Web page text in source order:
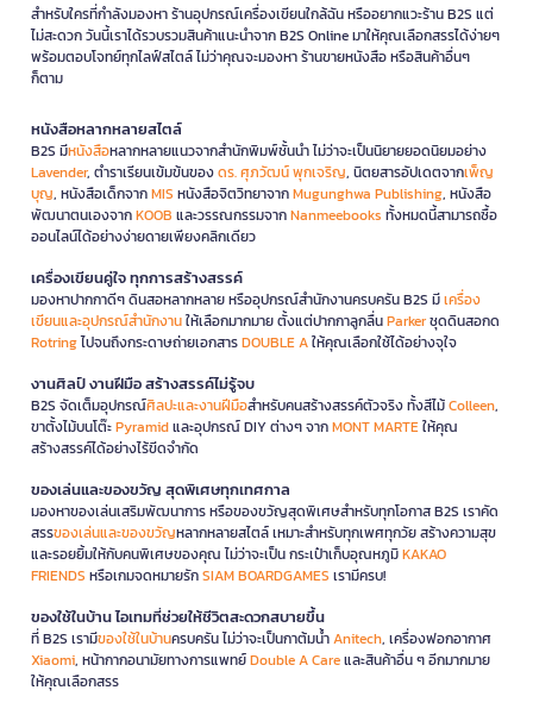
สำหรับใครที่กำลังมองหา ร้านอุปกรณ์เครื่องเขียนใกล้ฉัน หรืออยากแวะร้าน B2S แต่
ไม่สะดวก วันนี้เราได้รวบรวมสินค้าแนะนำจาก B2S Online มาให้คุณเลือกสรรได้ง่ายๆ
พร้อมตอบโจทย์ทุกไลฟ์สไตล์ ไม่ว่าคุณจะมองหา ร้านขายหนังสือ หรือสินค้าอื่นๆ
ก็ตาม
หนังสือหลากหลายสไตล์
B2S มีหนังสือหลากหลายแนวจากสำนักพิมพ์ชั้นนำ ไม่ว่าจะเป็นนิยายยอดนิยมอย่าง
Lavender, ตำราเรียนเข้มข้นของดร. ศุภวัฒน์ พุกเจริญ, นิตยสารอัปเดตจากเพ็ญ
บุญ, หนังสือเด็กจากMIS หนังสือจิตวิทยาจากMugunghwa Publishing, หนังสือ
พัฒนาตนเองจากKOOB และวรรณกรรมจากNanmeebooks ทั้งหมดนี้สามารถซื้อ
ออนไลน์ได้อย่างง่ายดายเพียงคลิกเดียว
เครื่องเขียนคู่ใจ ทุกการสร้างสรรค์
มองหาปากกาดีๆ ดินสอหลากหลาย หรืออุปกรณ์สำนักงานครบครัน B2S มีเครื่อง
เขียนและอุปกรณ์สำนักงานให้เลือกมากมาย ตั้งแต่ปากกาลูกลื่นParkerชุดดินสอกด
Rotringไปจนถึงกระดาษถ่ายเอกสารDOUBLE Aให้คุณเลือกใช้ได้อย่างจุใจ
งานศิลป์ งานฝีมือ สร้างสรรค์ไม่รู้จบ
B2S จัดเต็มอุปกรณ์ศิลปะและงานฝีมือสำหรับคนสร้างสรรค์ตัวจริง ทั้งสีไม้Colleen,
ขาตั้งไม้บนโต๊ะPyramidและอุปกรณ์ DIY ต่างๆ จากMONT MARTEให้คุณ
สร้างสรรค์ได้อย่างไร้ขีดจำกัด
ของเล่นและของขวัญ สุดพิเศษทุกเทศกาล
มองหาของเล่นเสริมพัฒนาการ หรือของขวัญสุดพิเศษสำหรับทุกโอกาส B2S เราคัด
สรรของเล่นและของขวัญหลากหลายสไตล์ เหมาะสำหรับทุกเพศทุกวัย สร้างความสุข
และรอยยิ้มให้กับคนพิเศษของคุณ ไม่ว่าจะเป็น กระเป๋าเก็บอุณหภูมิKAKAO
FRIENDS หรือเกมจดหมายรักSIAM BOARDGAMES เรามีครบ!
ของใช้ในบ้าน ไอเทมที่ช่วยให้ชีวิตสะดวกสบายขึ้น
ที่ B2S เรามีของใช้ในบ้านครบครัน ไม่ว่าจะเป็นกาต้มน้ำAnitech, เครื่องฟอกอากาศ
Xiaomi, หน้ากากอนามัยทางการแพทย์Double A Careและสินค้าอื่น ๆ อีกมากมาย
ให้คุณเลือกสรร